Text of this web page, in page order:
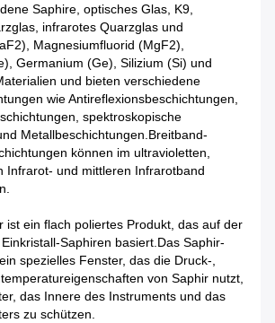
Saphire, optisches Glas, K9,
infrarotes Quarzglas und
Magnesiumfluorid (MgF2),
Germanium (Ge), Silizium (Si) und
und bieten verschiedene
wie Antireflexionsbeschichtungen,
spektroskopische
Metallbeschichtungen.Breitband-
können im ultravioletten,
Infrarot- und mittleren Infrarotband
ist ein flach poliertes Produkt, das auf der
Saphiren basiert.Das Saphir-
spezielles Fenster, das die Druck-,
von Saphir nutzt,
das Innere des Instruments und das
zu schützen.